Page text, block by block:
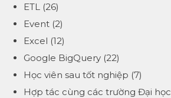
ETL (26)
Event (2)
Excel (12)
Google BigQuery (22)
Học viên sau tốt nghiệp (7)
Hợp tác cùng các trường Đại học